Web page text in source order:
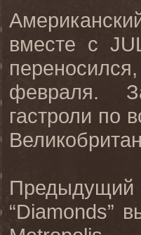
вместе с
переносился
февраля.
гастроли по
Предыдущий
“Diamonds”